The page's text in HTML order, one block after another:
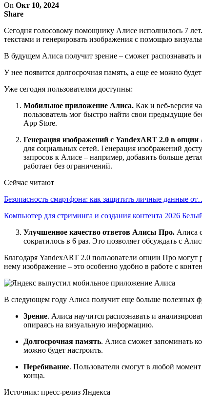
On Окт 10, 2024
Share
Сегодня голосовому помощнику Алисе исполнилось 7
текстами и генерировать изображения с помощью
В будущем Алиса получит зрение – сможет распознавать
У нее появится долгосрочная память, а еще ее можно
Уже сегодня пользователям доступны:
Мобильное приложение Алиса. Как и веб-версия
пользователь мог быстро найти свои предыдущие
App Store.
Генерация изображений с YandexART 2.0 в
для социальных сетей. Генерация изображений
запросов к Алисе – например, добавить больше
работает без ограничений.
Сейчас читают
Безопасность смартфона: как защитить личные данные
Компьютер для стриминга и создания контента 2026
Улучшенное качество ответов Алисы Про. Алиса
сократилось в 6 раз. Это позволяет обсуждать с
Благодаря YandexART 2.0 пользователи опции Про
нему изображение – это особенно удобно в работе с
В следующем году Алиса получит еще больше полезных
Зрение. Алиса научится распознавать и
опираясь на визуальную информацию.
Долгосрочная память. Алиса сможет запоминать
можно будет настроить.
Перебивание. Пользователи смогут в любой
конца.
Источник: пресс-релиз Яндекса